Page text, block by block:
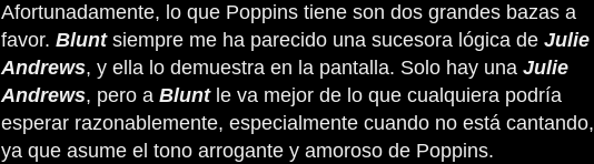
Afortunadamente, lo que Poppins tiene son dos grandes bazas a
favor. Bluntsiempre me ha parecido una sucesora lógica de Julie
Andrews, y ella lo demuestra en la pantalla. Solo hay una Julie
Andrews, pero a Bluntle va mejor de lo que cualquiera podría
esperar razonablemente, especialmente cuando no está cantando,
ya que asume el tono arrogante y amoroso de Poppins.